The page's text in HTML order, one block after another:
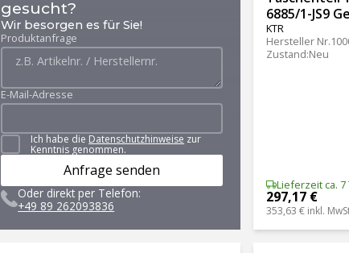
gesucht?
Wir besorgen es für Sie!
Produktanfrage
E-Mail-Adresse
Ich habe die Datenschutzhinweise zur
Kenntnis genommen.
Anfrage senden
Oder direkt per Telefon:
+49 89 262093836
6885/1-JS9
KTR
Hersteller Nr.
Zustand:Neu
Lieferzeit ca. 7
297,17 €
353,63 € inkl.